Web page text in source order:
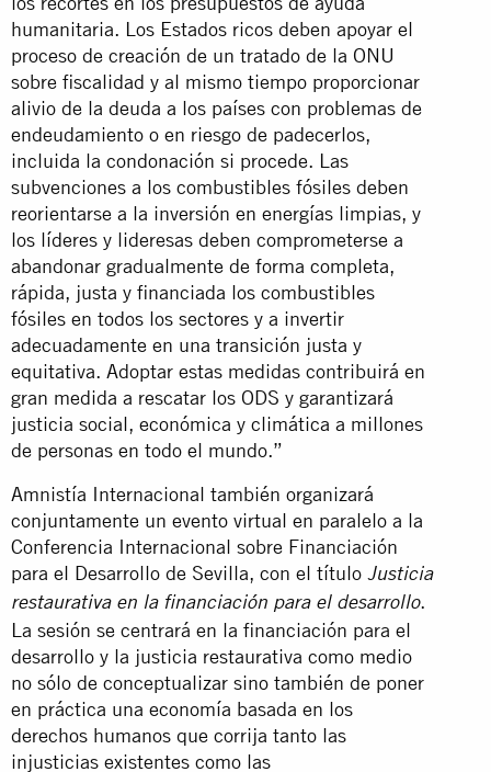
humanitaria. Los Estados ricos deben apoyar el
proceso de creación de un tratado de la ONU
sobre fiscalidad y al mismo tiempo proporcionar
alivio de la deuda a los países con problemas de
endeudamiento o en riesgo de padecerlos,
incluida la condonación si procede. Las
subvenciones a los combustibles fósiles deben
reorientarse a la inversión en energías limpias, y
los líderes y lideresas deben comprometerse a
abandonar gradualmente de forma completa,
rápida, justa y financiada los combustibles
fósiles en todos los sectores y a invertir
adecuadamente en una transición justa y
equitativa. Adoptar estas medidas contribuirá en
gran medida a rescatar los ODS y garantizará
justicia social, económica y climática a millones
de personas en todo el mundo.”
Amnistía Internacional también organizará
conjuntamente un evento virtual en paralelo a la
Conferencia Internacional sobre Financiación
para el Desarrollo de Sevilla, con el título Justicia
restaurativa en la financiación para el desarrollo.
La sesión se centrará en la financiación para el
desarrollo y la justicia restaurativa como medio
no sólo de conceptualizar sino también de poner
en práctica una economía basada en los
derechos humanos que corrija tanto las
injusticias existentes como las